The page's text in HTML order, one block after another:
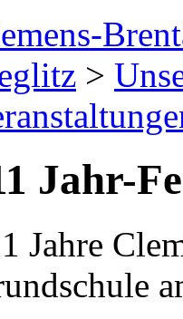
>
Jahr-
Jahre